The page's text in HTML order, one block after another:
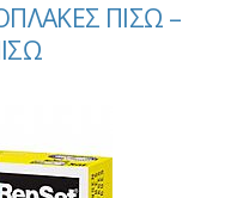
ΠΙΣΩ –